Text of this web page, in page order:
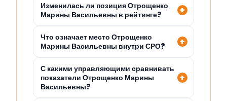
Изменилась ли позиция Отрощенко
Марины Васильевны в рейтинге?
Что означает место Отрощенко
Марины Васильевны внутри СРО?
С какими управляющими сравнивать
показатели Отрощенко Марины
Васильевны?